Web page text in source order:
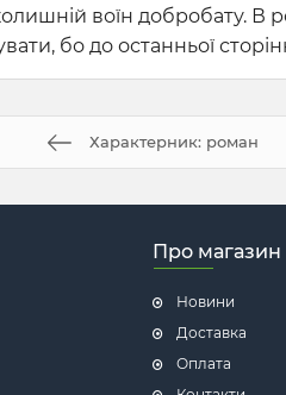
воїн добробату. В
бо до останньої
Характерник: роман
Про магазин
Новини
Доставка
Оплата